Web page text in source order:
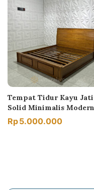
Tempat Tidur Kayu Jati
Solid Minimalis Modern
Rp5.000.000